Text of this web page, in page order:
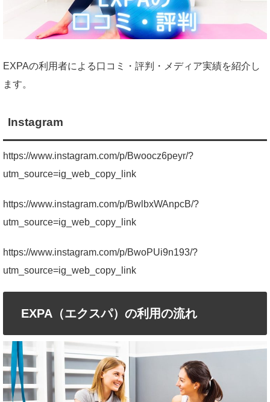
EXPAの利用者による口コミ・評判・メディア実績を紹介し
ます。
Instagram
https://www.instagram.com/p/Bwoocz6peyr/?
utm_source=ig_web_copy_link
https://www.instagram.com/p/BwlbxWAnpcB/?
utm_source=ig_web_copy_link
https://www.instagram.com/p/BwoPUi9n193/?
utm_source=ig_web_copy_link
EXPA（エクスパ）の利用の流れ